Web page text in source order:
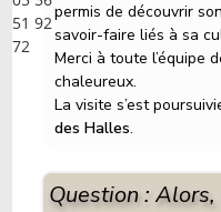
permis de découvrir
savoir-faire liés à sa
Merci à toute l’équipe
chaleureux.
La visite s’est
des Halles.
Question :